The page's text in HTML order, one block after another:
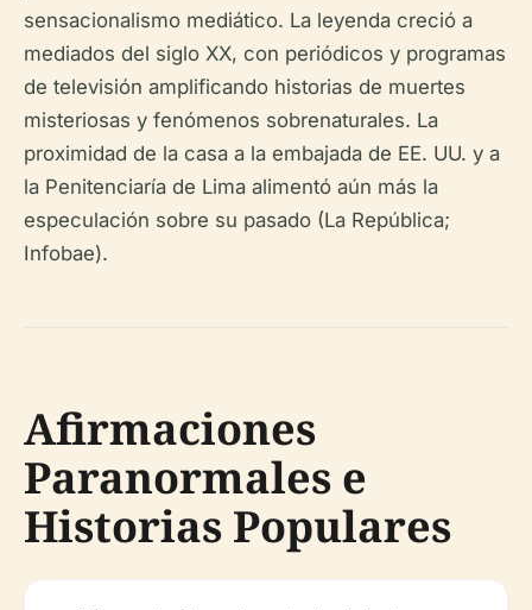
sensacionalismo mediático. La leyenda creció a
mediados del siglo XX, con periódicos y programas
de televisión amplificando historias de muertes
misteriosas y fenómenos sobrenaturales. La
proximidad de la casa a la embajada de EE. UU. y a
la Penitenciaría de Lima alimentó aún más la
especulación sobre su pasado (La República;
Infobae).
Afirmaciones
Paranormales e
Historias Populares